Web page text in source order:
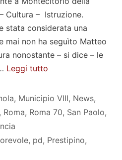
Cultura – Istruzione.
stata considerata una
mai non ha seguìto Matteo
nonostante – si dice – le
Leggi tutto
, Municipio VIII, News,
, Roma, Roma 70, San Paolo,
, pd, Prestipino,